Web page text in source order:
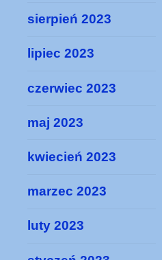
sierpień 2023
lipiec 2023
czerwiec 2023
maj 2023
kwiecień 2023
marzec 2023
luty 2023